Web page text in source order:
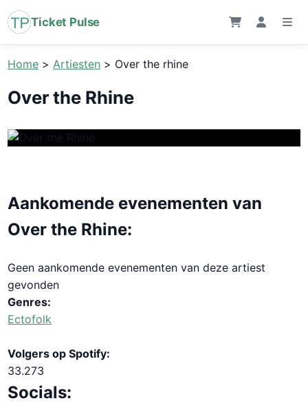
Ticket Pulse
Home >Artiesten > Over the rhine
Over the Rhine
Aankomende evenementen van
Over the Rhine:
Geen aankomende evenementen van deze artiest
gevonden
Genres:
Ectofolk
Volgers op Spotify:
33.273
Socials: